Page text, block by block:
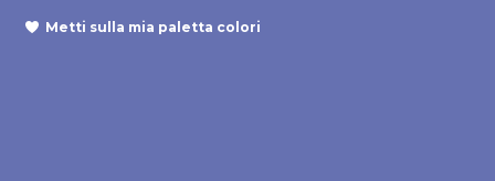
Metti sulla mia paletta colori